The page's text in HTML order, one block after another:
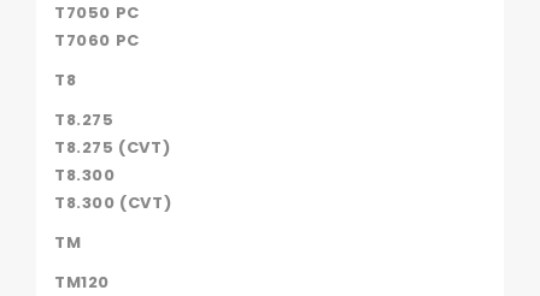
T7050 PC
T7060 PC
T8
T8.275
T8.275 (CVT)
T8.300
T8.300 (CVT)
TM
TM120